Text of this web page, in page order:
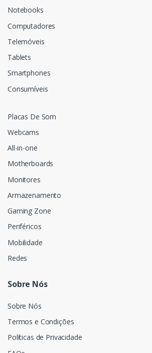
Notebooks
Computadores
Telemóveis
Tablets
Smartphones
Consumíveis
Placas De Som
Webcams
All-in-one
Motherboards
Monitores
Armazenamento
Gaming Zone
Periféricos
Mobilidade
Redes
Sobre Nós
Sobre Nós
Termos e Condições
Políticas de Privacidade